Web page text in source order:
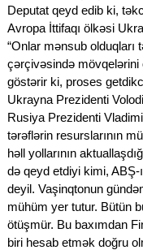
Deputat qeyd edib ki,
Avropa İttifaqı ölkəsi
“Onlar mənsub olduqları
çərçivəsində mövqelərini
göstərir ki, proses
Ukrayna Prezidenti
Rusiya Prezidenti
tərəflərin resurslarının
həll yollarının
də qeyd etdiyi kimi,
deyil. Vaşinqtonun
mühüm yer tutur. Bütün
ötüşmür. Bu baxımdan
biri hesab etmək doğru